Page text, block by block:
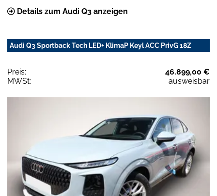
Details zum Audi Q3 anzeigen
Audi Q3 Sportback Tech LED+ KlimaP Keyl ACC PrivG 18Z
Preis:
46.899,00 €
MWSt:
ausweisbar